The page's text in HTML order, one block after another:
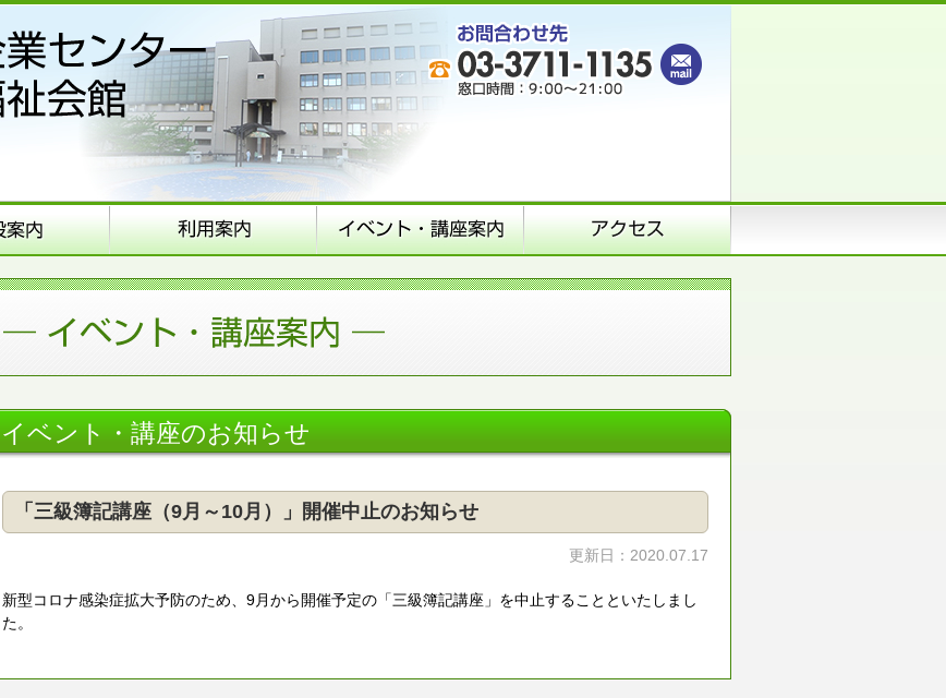
イベント・講座のお知らせ
「三級簿記講座（9月～10月）」開催中止のお知らせ
更新日：2020.07.17
新型コロナ感染症拡大予防のため、9月から開催予定の「三級簿記講座」を中止することといたしまし
た。